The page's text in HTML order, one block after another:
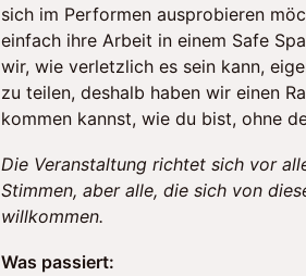
sich im Performen ausprobieren
einfach ihre Arbeit in einem Safe
wir, wie verletzlich es sein kann,
zu teilen, deshalb haben wir einen
kommen kannst, wie du bist, ohne
Die Veranstaltung richtet sich vor
Stimmen, aber alle, die sich von
willkommen.
Was passiert: